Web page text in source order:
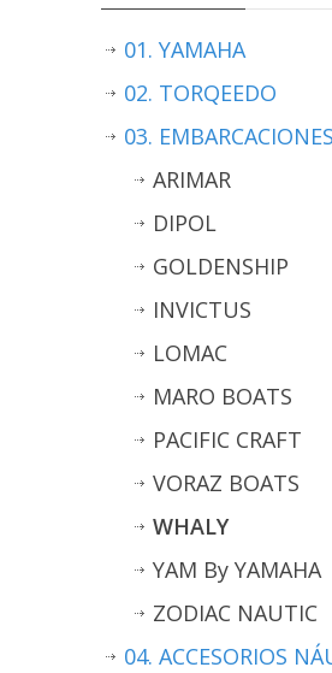
01. YAMAHA
02. TORQEEDO
03. EMBARCACIONES
ARIMAR
DIPOL
GOLDENSHIP
INVICTUS
LOMAC
MARO BOATS
PACIFIC CRAFT
VORAZ BOATS
WHALY
YAM By YAMAHA
ZODIAC NAUTIC
04. ACCESORIOS